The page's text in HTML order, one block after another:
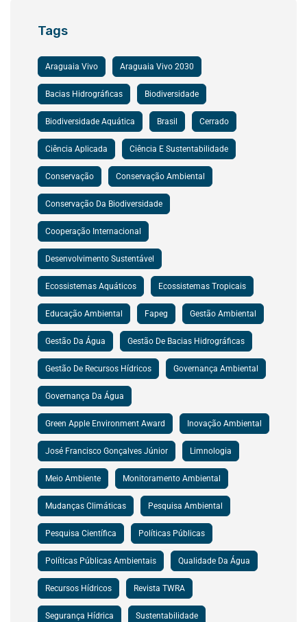
Tags
Araguaia Vivo Araguaia Vivo 2030
Bacias Hidrográficas Biodiversidade
Biodiversidade Aquática Brasil Cerrado
Ciência Aplicada Ciência E Sustentabilidade
Conservação Conservação Ambiental
Conservação Da Biodiversidade
Cooperação Internacional
Desenvolvimento Sustentável
Ecossistemas Aquáticos Ecossistemas Tropicais
Educação Ambiental Fapeg Gestão Ambiental
Gestão Da Água Gestão De Bacias Hidrográficas
Gestão De Recursos Hídricos Governança Ambiental
Governança Da Água
Green Apple Environment Award Inovação Ambiental
José Francisco Gonçalves Júnior Limnologia
Meio Ambiente Monitoramento Ambiental
Mudanças Climáticas Pesquisa Ambiental
Pesquisa Científica Políticas Públicas
Políticas Públicas Ambientais Qualidade Da Água
Recursos Hídricos Revista TWRA
Segurança Hídrica Sustentabilidade